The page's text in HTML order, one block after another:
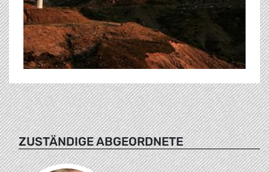
ZUSTÄNDIGE ABGEORDNETE